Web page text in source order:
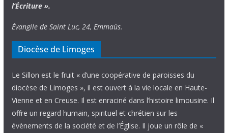
l’Écriture ».
Évangile de Saint Luc, 24, Emmaüs.
Diocèse de Limoges
Le Sillon est le fruit « d’une coopérative de paroisses du
diocèse de Limoges », il est ouvert à la vie locale en Haute-
Vienne et en Creuse. Il est enraciné dans l’histoire limousine. Il
offre un regard humain, spirituel et chrétien sur les
évènements de la société et de l’Église. Il joue un rôle de «